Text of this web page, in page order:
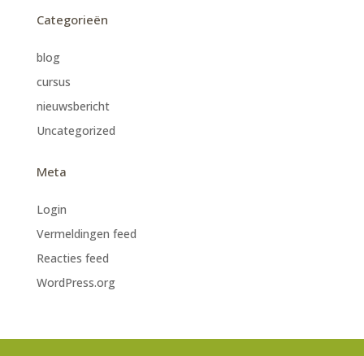
Categorieën
blog
cursus
nieuwsbericht
Uncategorized
Meta
Login
Vermeldingen feed
Reacties feed
WordPress.org